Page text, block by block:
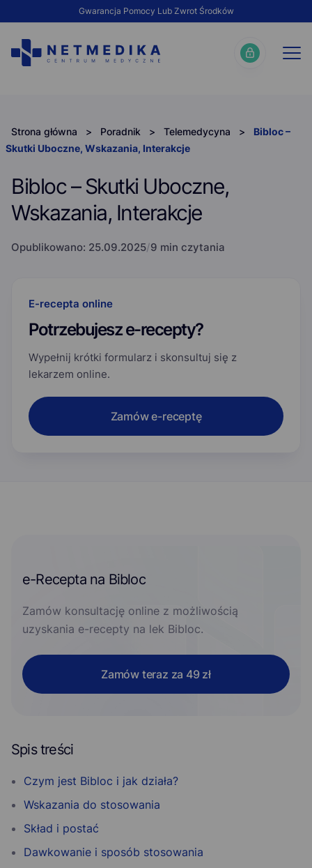
Gwarancja Pomocy Lub Zwrot Środków
Strona główna > Poradnik > Telemedycyna >
Bibloc –
Skutki Uboczne, Wskazania, Interakcje
Bibloc – Skutki Uboczne,
Wskazania, Interakcje
Opublikowano: 25.09.2025/9 min czytania
E-recepta online
Potrzebujesz e-recepty?
Wypełnij krótki formularz i skonsultuj się z
lekarzem online.
Zamów e-receptę
e-Recepta na Bibloc
Zamów konsultację online z możliwością
uzyskania e-recepty na lek Bibloc.
Zamów teraz za 49 zł
Spis treści
Czym jest Bibloc i jak działa?
Wskazania do stosowania
Skład i postać
Dawkowanie i sposób stosowania